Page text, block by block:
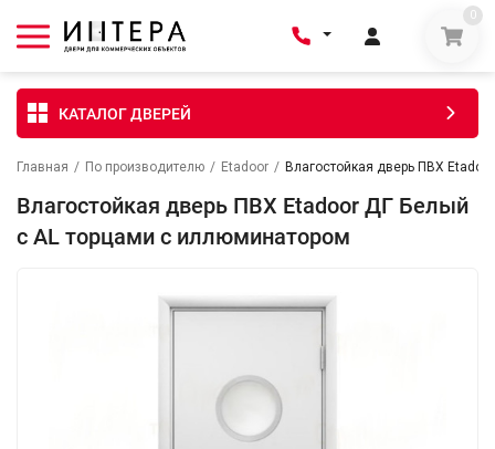
0
КАТАЛОГ ДВЕРЕЙ
Главная / По производителю / Etadoor / Влагостойкая дверь ПВХ
Влагостойкая дверь ПВХ Etadoor ДГ Белый
с AL торцами с иллюминатором